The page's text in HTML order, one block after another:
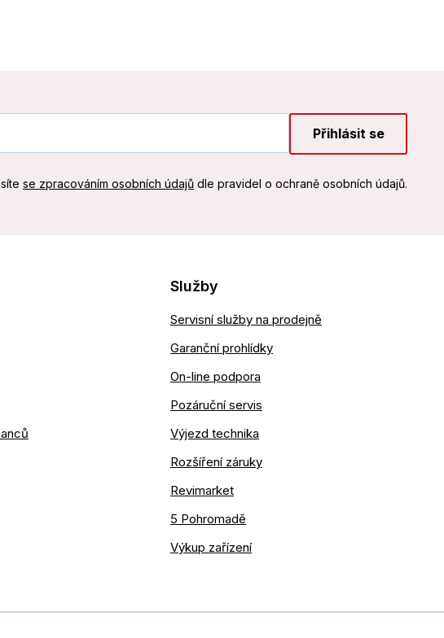
Přihlásit se
se zpracováním osobních údajůdle pravidel o ochraně osobních údajů.
Služby
Servisní služby na prodejně
Garanční prohlídky
On-line podpora
Pozáruční servis
Výjezd technika
Rozšíření záruky
Revimarket
5 Pohromadě
Výkup zařízení